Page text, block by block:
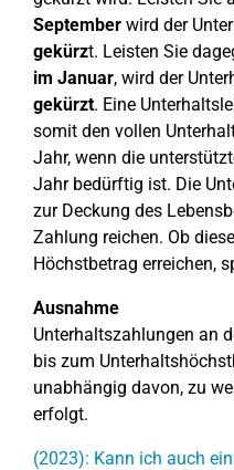
September wird der
gekürzt. Leisten Sie
im Januar, wird der
gekürzt. Eine
somit den vollen
Jahr, wenn die
Jahr bedürftig ist. Die
zur Deckung des
Zahlung reichen. Ob
Höchstbetrag erreichen,
Ausnahme
Unterhaltszahlungen an
bis zum
unabhängig davon, zu
erfolgt.
(2023): Kann ich auch